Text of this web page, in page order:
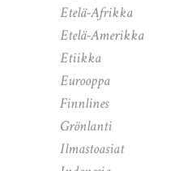
Etelä-Afrikka
Etelä-Amerikka
Etiikka
Eurooppa
Finnlines
Grönlanti
Ilmastoasiat